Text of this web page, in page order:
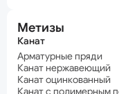
Метизы
Канат
Арматурные пряди
Канат нержавеющий
Канат оцинкованный
Канат с полимерным